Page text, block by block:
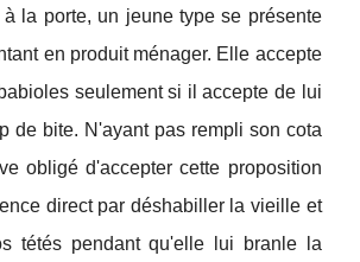
la porte, un jeune type se présente
en produit ménager. Elle accepte
seulement si il accepte de lui
de bite. N'ayant pas rempli son cota
obligé d'accepter cette proposition
direct par déshabiller la vieille et
tétés pendant qu'elle lui branle la